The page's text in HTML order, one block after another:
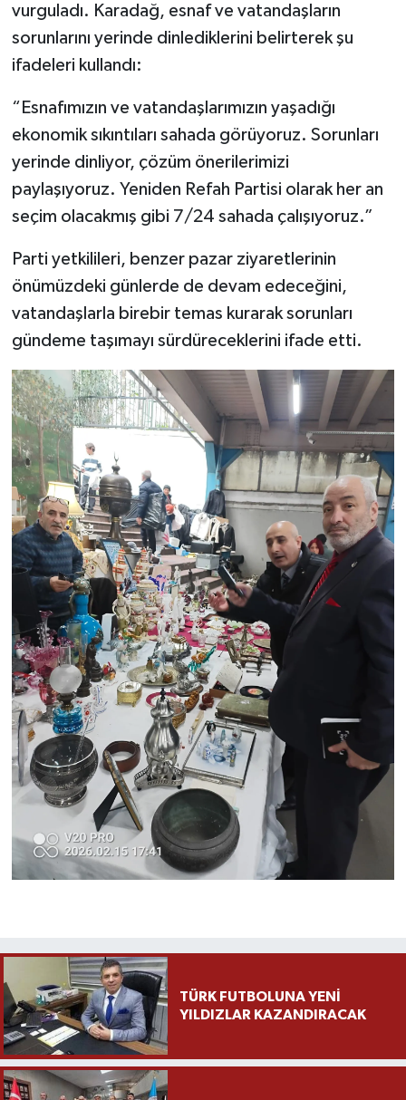
vurguladı. Karadağ, esnaf ve vatandaşların
sorunlarını yerinde dinlediklerini belirterek şu
ifadeleri kullandı:
“Esnafımızın ve vatandaşlarımızın yaşadığı
ekonomik sıkıntıları sahada görüyoruz. Sorunları
yerinde dinliyor, çözüm önerilerimizi
paylaşıyoruz. Yeniden Refah Partisi olarak her an
seçim olacakmış gibi 7/24 sahada çalışıyoruz.”
Parti yetkilileri, benzer pazar ziyaretlerinin
önümüzdeki günlerde de devam edeceğini,
vatandaşlarla birebir temas kurarak sorunları
gündeme taşımayı sürdüreceklerini ifade etti.
TÜRK FUTBOLUNA YENİ
YILDIZLAR KAZANDIRACAK